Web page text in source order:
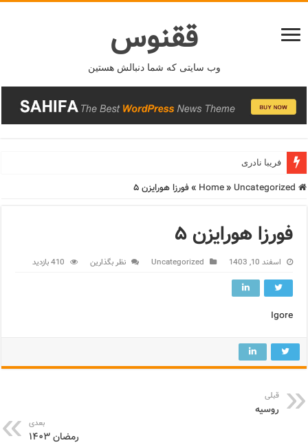
ققنوس
وب سایتی که شما دنبالش هستین
فریبا نادری
» Uncategorized
»فورزا هورایزن ۵
فورزا هورایزن ۵
اسفند 10, 1403 Uncategorized نظر بگذارین 410 بازدید
Igore
قبلی
روسیه
بعدی
رمضان ۱۴۰۳